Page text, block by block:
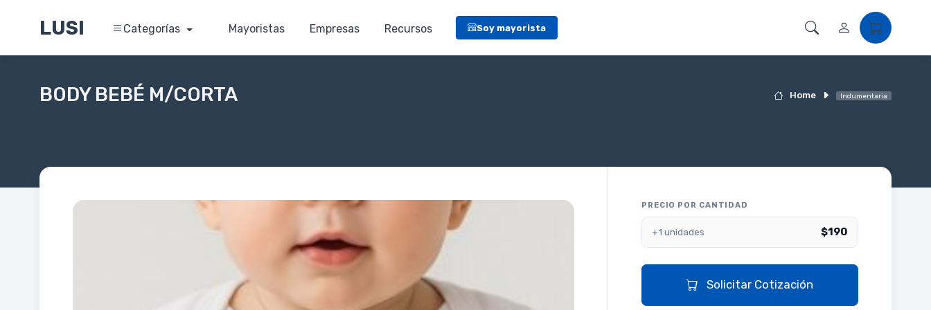
LUSI Categorías Mayoristas Empresas Recursos Soy mayorista
Home Indumentaria
BODY BEBÉ M/CORTA
PRECIO POR CANTIDAD
+1 unidades $190
Solicitar Cotización